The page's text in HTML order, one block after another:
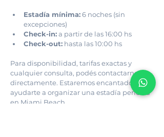
Estadía mínima: 6 noches (sin
excepciones)
Check-in: a partir de las 16:00 hs
Check-out: hasta las 10:00 hs
Para disponibilidad, tarifas exactas y
cualquier consulta, podés contactarnos
directamente. Estaremos encantados de
ayudarte a organizar una estadía perfecta
en Miami Beach.